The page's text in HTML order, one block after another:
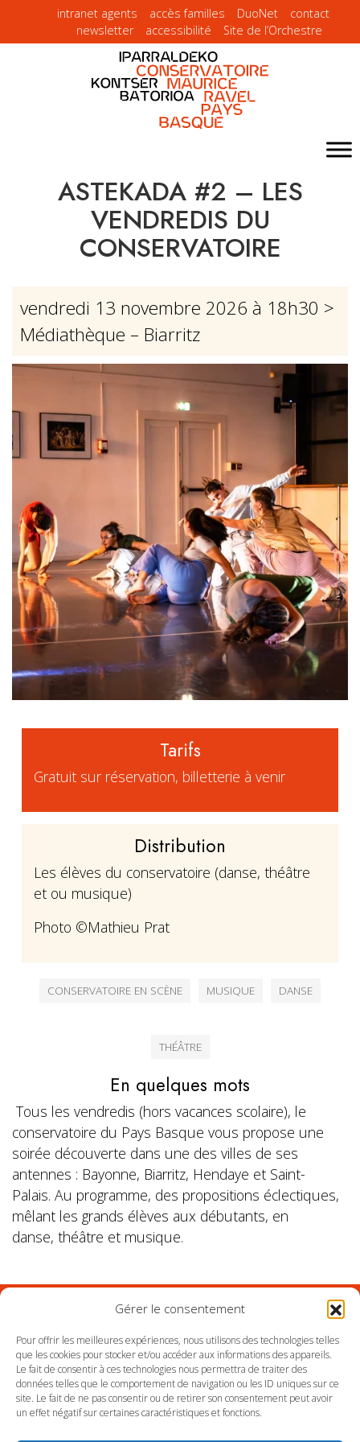
Gérer le consentement
Pour offrir les meilleures expériences, nous utilisons des technologies telles
que les cookies pour stocker et/ou accéder aux informations des appareils.
Le fait de consentir à ces technologies nous permettra de traiter des
données telles que le comportement de navigation ou les ID uniques sur ce
site. Le fait de ne pas consentir ou de retirer son consentement peut avoir
un effet négatif sur certaines caractéristiques et fonctions.
intranet agents accès familles DuoNet
contact
newsletter
accessibilité Site de l’Orchestre
ASTEKADA #2 – LES
VENDREDIS DU
CONSERVATOIRE
vendredi 13 novembre 2026 à 18h30 >
Médiathèque – Biarritz
Tarifs
Gratuit sur réservation, billetterie à venir
Distribution
Les élèves du conservatoire (danse, théâtre
et ou musique)
Photo ©Mathieu Prat
CONSERVATOIRE EN SCÈNE MUSIQUE DANSE
THÉÂTRE
En quelques mots
Tous les vendredis (hors vacances scolaire), le
conservatoire du Pays Basque vous propose une
soirée découverte dans une des villes de ses
antennes : Bayonne, Biarritz, Hendaye et Saint-
Palais. Au programme, des propositions éclectiques,
mêlant les grands élèves aux débutants, en
danse, théâtre et musique.
Suivez le conservatoire du Pays Basque sur les
réseaux